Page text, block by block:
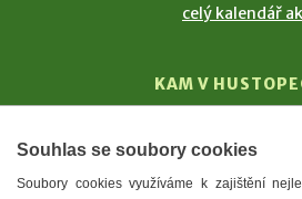
celý kalendář
KAM V
T. G. Masaryk
Mandloně
Souhlas se soubory cookies
Soubory cookies využíváme k zajištění